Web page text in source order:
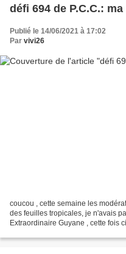
défi 694 de P.C.C.:
Publié le 14/06/2021 à 17:02
Par vivi26
coucou , cette semaine les
des feuilles tropicales, je n'avais
Extraordinaire Guyane , cette fois